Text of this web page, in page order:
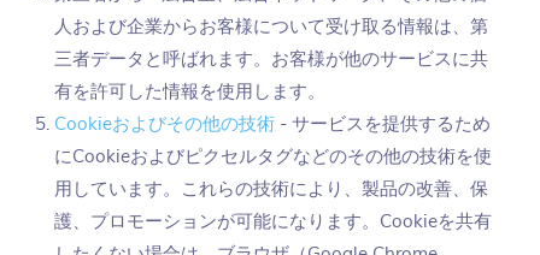
人および企業からお客様について受け取る情報は、第
三者データと呼ばれます。お客様が他のサービスに共
有を許可した情報を使用します。
Cookieおよびその他の技術 - サービスを提供するため
にCookieおよびピクセルタグなどのその他の技術を使
用しています。これらの技術により、製品の改善、保
護、プロモーションが可能になります。Cookieを共有